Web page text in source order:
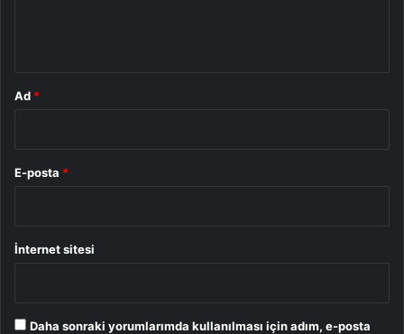
Ad *
E-posta *
İnternet sitesi
Daha sonraki yorumlarımda kullanılması için adım, e-posta